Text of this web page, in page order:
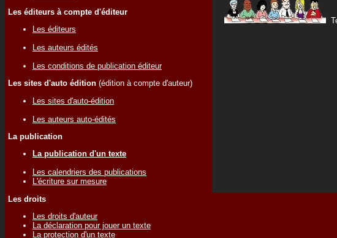
Les éditeurs à compte d'éditeur
Les éditeurs
Les auteurs édités
Les conditions de publication éditeur
Les sites d'auto édition (édition à compte d'auteur)
Les sites d'auto-édition
Les auteurs auto-édités
La publication
La publication d'un texte
Les calendriers des publications
L'écriture sur mesure
Les droits
Les droits d'auteur
La déclaration pour jouer un texte
La protection d'un texte